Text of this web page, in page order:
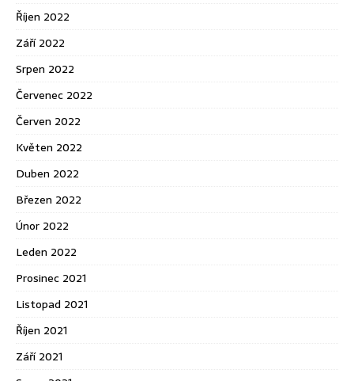
Říjen 2022
Září 2022
Srpen 2022
Červenec 2022
Červen 2022
Květen 2022
Duben 2022
Březen 2022
Únor 2022
Leden 2022
Prosinec 2021
Listopad 2021
Říjen 2021
Září 2021